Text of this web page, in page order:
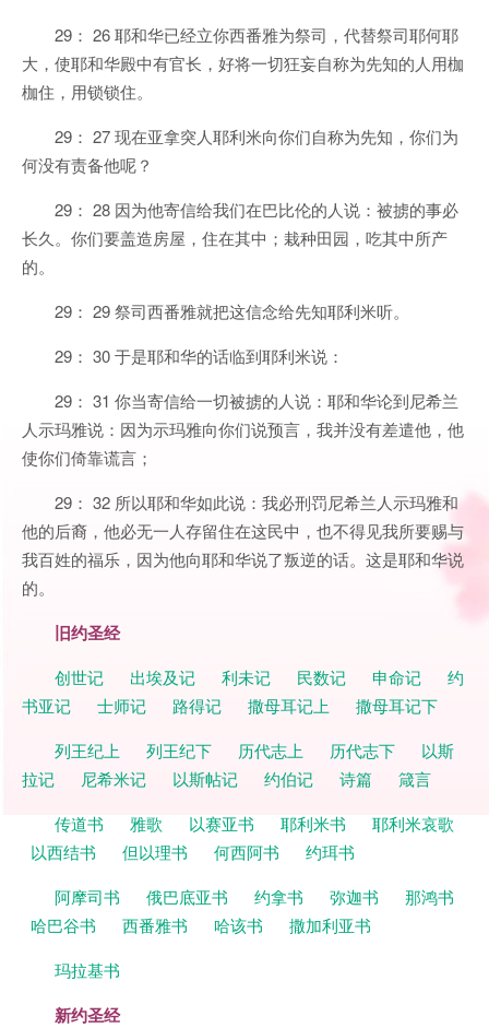
29： 26 耶和华已经立你西番雅为祭司，代替祭司耶何耶
大，使耶和华殿中有官长，好将一切狂妄自称为先知的人用枷
枷住，用锁锁住。
29： 27 现在亚拿突人耶利米向你们自称为先知，你们为
何没有责备他呢？
29： 28 因为他寄信给我们在巴比伦的人说：被掳的事必
长久。你们要盖造房屋，住在其中；栽种田园，吃其中所产
的。
29： 29 祭司西番雅就把这信念给先知耶利米听。
29： 30 于是耶和华的话临到耶利米说：
29： 31 你当寄信给一切被掳的人说：耶和华论到尼希兰
人示玛雅说：因为示玛雅向你们说预言，我并没有差遣他，他
使你们倚靠谎言；
29： 32 所以耶和华如此说：我必刑罚尼希兰人示玛雅和
他的后裔，他必无一人存留住在这民中，也不得见我所要赐与
我百姓的福乐，因为他向耶和华说了叛逆的话。这是耶和华说
的。
旧约圣经
创世记 出埃及记 利未记 民数记 申命记
约
书亚记
士师记 路得记 撒母耳记上
撒母耳记下
列王纪上
列王纪下 历代志上 历代志下
以斯
拉记
尼希米记 以斯帖记 约伯记 诗篇
箴言
传道书
雅歌 以赛亚书 耶利米书
耶利米哀歌
以西结书
但以理书 何西阿书
约珥书
阿摩司书
俄巴底亚书 约拿书 弥迦书
那鸿书
哈巴谷书
西番雅书 哈该书
撒加利亚书
玛拉基书
新约圣经